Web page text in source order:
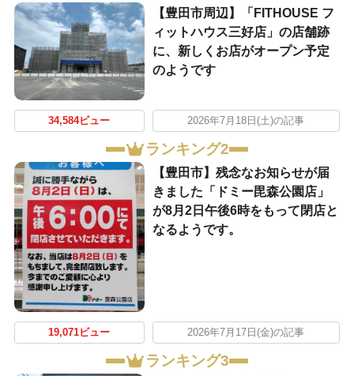
【豊田市周辺】「FITHOUSE フ
ィットハウス三好店」の店舗跡
に、新しくお店がオープン予定
のようです
34,584ビュー 2026年7月18日(土)の記事
ランキング2
【豊田市】残念なお知らせが届
きました「ドミー毘森公園店」
が8月2日午後6時をもって閉店と
なるようです。
19,071ビュー 2026年7月17日(金)の記事
ランキング3